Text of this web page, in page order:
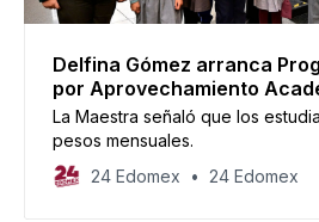
Delfina Gómez arranca
por Aprovechamiento
La Maestra señaló que los
pesos mensuales.
24 Edomex
24 Edomex